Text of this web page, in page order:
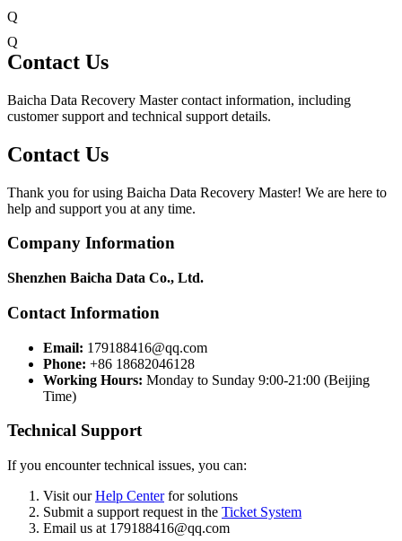
Q
Q
Contact Us
Baicha Data Recovery Master contact information, including
customer support and technical support details.
Contact Us
Thank you for using Baicha Data Recovery Master! We are here to
help and support you at any time.
Company Information
Shenzhen Baicha Data Co., Ltd.
Contact Information
Email: 179188416@qq.com
Phone: +86 18682046128
Working Hours: Monday to Sunday 9:00-21:00 (Beijing
Time)
Technical Support
If you encounter technical issues, you can:
Visit ourHelp Centerfor solutions
Submit a support request in the Ticket System
Email us at 179188416@qq.com